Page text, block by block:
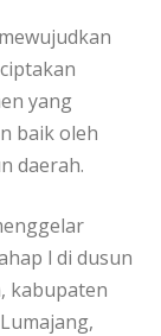
yang
baik oleh
daerah.
l di dusun
kabupaten